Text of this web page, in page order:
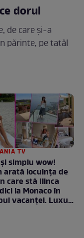
dorul
de care și-a
părinte, pe tatăl
TV
simplu wow!
arată locuința de
care stă Ilinca
la Monaco în
vacanței. Luxul